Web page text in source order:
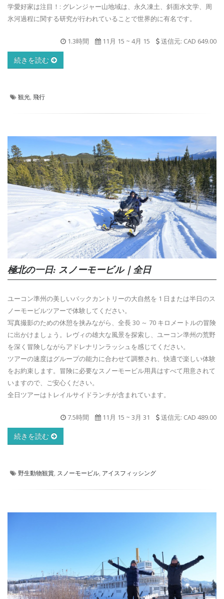
学愛好家は注目！: グレンジャー山地域は、永久凍土、斜面水文学、周
氷河過程に関する研究が行われていることで世界的に有名です。
1.3時間 11月 15 ~ 4月 15 送信元: CAD 649.00
続きを読む
観光 飛行
極北の一日: スノーモービル｜全日
ユーコン準州の美しいバックカントリーの大自然を 1 日または半日のス
ノーモービルツアーで体験してください。
写真撮影のための休憩を挟みながら、全長 30 ～ 70 キロメートルの冒険
に出かけましょう。レヴィの雄大な風景を探索し、ユーコン準州の荒野
を深く冒険しながらアドレナリンラッシュを感じてください。
ツアーの速度はグループの能力に合わせて調整され、快適で楽しい体験
をお約束します。冒険に必要なスノーモービル用具はすべて用意されて
いますので、ご安心ください。
全日ツアーはトレイルサイドランチが含まれています。
7.5時間 11月 15 ~ 3月 31 送信元: CAD 489.00
続きを読む
野生動物観賞 スノーモービル アイスフィッシング